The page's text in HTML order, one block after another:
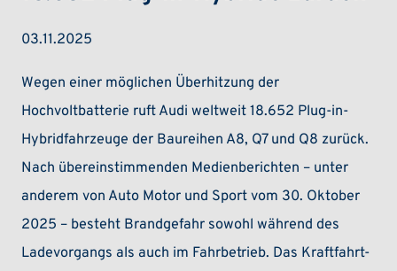
03.11.2025
Wegen einer möglichen Überhitzung der
Hochvoltbatterie ruft Audi weltweit 18.652 Plug-in-
Hybridfahrzeuge der Baureihen A8, Q7 und Q8 zurück.
Nach übereinstimmenden Medienberichten – unter
anderem von Auto Motor und Sport vom 30. Oktober
2025 – besteht Brandgefahr sowohl während des
Ladevorgangs als auch im Fahrbetrieb. Das Kraftfahrt-